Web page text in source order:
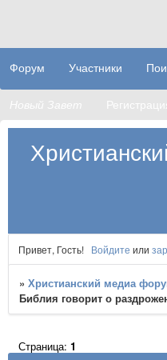
Форум Участники
Новый Завет
Привет, Гость! Войдите или
»Христианский медиа
Библия говорит о
Страница:1